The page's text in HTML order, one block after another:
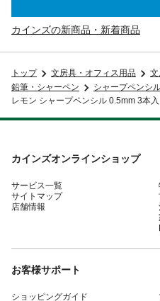
カインズの新商品・新着商品
トップ 文房具・オフィス用品
鉛筆・シャーペン
シャープペンシ
レモン シャープペンシル 0.5mm 3本入
カインズオンラインショップ
サービス一覧
サイトマップ
店舗情報
お客様サポート
ショッピングガイド